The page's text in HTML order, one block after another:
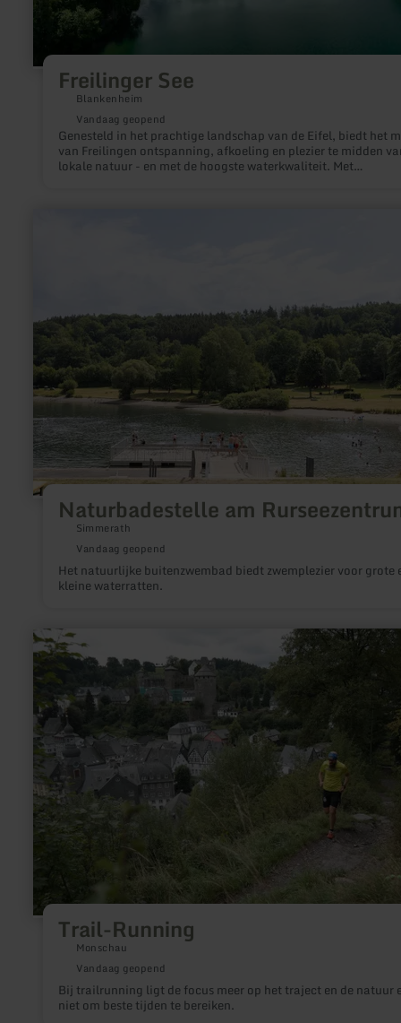
Freilinger See
Blankenheim
Vandaag geopend
Genesteld in het prachtige landschap van de Eifel, biedt het
van Freilingen ontspanning, afkoeling en plezier te midden
lokale natuur - en met de hoogste waterkwaliteit. Met
Naturbadestelle am
Simmerath
Vandaag geopend
Het natuurlijke buitenzwembad biedt zwemplezier voor grote
kleine waterratten.
Trail-Running
Monschau
Vandaag geopend
Bij trailrunning ligt de focus meer op het traject en de natuur
niet om beste tijden te bereiken.
meer
informatie
Trail-
Running